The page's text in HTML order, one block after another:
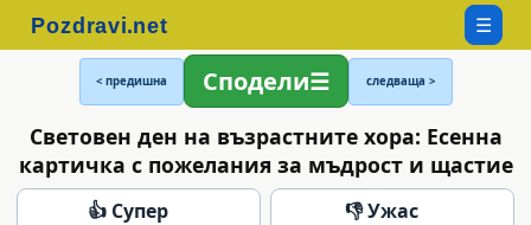
☰
< предишна Сподели следваща >
Световен ден на възрастните хора: Есенна
картичка с пожелания за мъдрост и щастие
👍 Супер 👎 Ужас